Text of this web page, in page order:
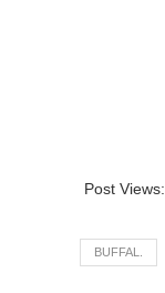
Post Views:
BUFFAL.